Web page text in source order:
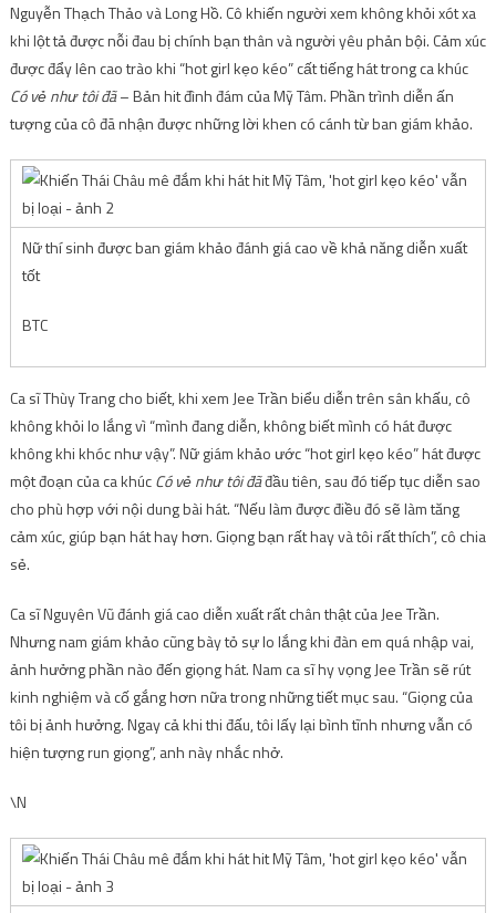
Nguyễn Thạch Thảo và Long Hồ. Cô khiến người xem không khỏi xót xa
khi lột tả được nỗi đau bị chính bạn thân và người yêu phản bội. Cảm xúc
được đẩy lên cao trào khi “hot girl kẹo kéo” cất tiếng hát trong ca khúc
Có vẻ như tôi đã– Bản hit đình đám của Mỹ Tâm. Phần trình diễn ấn
tượng của cô đã nhận được những lời khen có cánh từ ban giám khảo.
Nữ thí sinh được ban giám khảo đánh giá cao về khả năng diễn xuất
tốt
BTC
Ca sĩ Thùy Trang cho biết, khi xem Jee Trần biểu diễn trên sân khấu, cô
không khỏi lo lắng vì “mình đang diễn, không biết mình có hát được
không khi khóc như vậy”. Nữ giám khảo ước “hot girl kẹo kéo” hát được
một đoạn của ca khúcCó vẻ như tôi đãđầu tiên, sau đó tiếp tục diễn sao
cho phù hợp với nội dung bài hát. “Nếu làm được điều đó sẽ làm tăng
cảm xúc, giúp bạn hát hay hơn. Giọng bạn rất hay và tôi rất thích”, cô chia
sẻ.
Ca sĩ Nguyên Vũ đánh giá cao diễn xuất rất chân thật của Jee Trần.
Nhưng nam giám khảo cũng bày tỏ sự lo lắng khi đàn em quá nhập vai,
ảnh hưởng phần nào đến giọng hát. Nam ca sĩ hy vọng Jee Trần sẽ rút
kinh nghiệm và cố gắng hơn nữa trong những tiết mục sau. “Giọng của
tôi bị ảnh hưởng. Ngay cả khi thi đấu, tôi lấy lại bình tĩnh nhưng vẫn có
hiện tượng run giọng”, anh này nhắc nhở.
\N